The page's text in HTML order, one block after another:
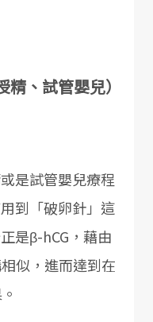
、試管嬰兒）
是試管嬰兒療程
到「破卵針」這
是β-hCG，藉由
似，進而達到在